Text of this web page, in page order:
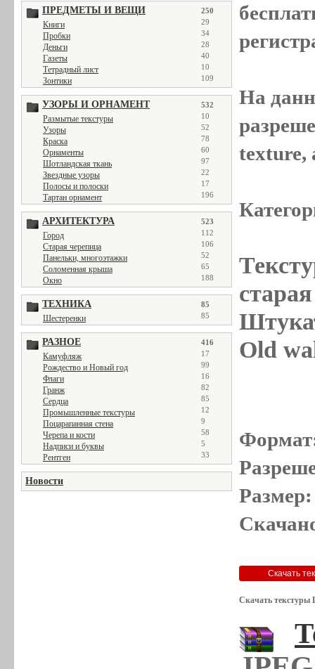
ПРЕДМЕТЫ И ВЕЩИ 250
Книги 29
Пробки 34
Деньги 28
Газеты 40
Тетрадный лист 10
Зонтики 109
УЗОРЫ И ОРНАМЕНТ 532
Размытые текстуры 10
Узоры 52
Краска 78
Орнаменты 60
Шотландская ткань 97
Звездные узоры 22
Полосы и полоски 17
Тартан орнамент 196
АРХИТЕКТУРА 523
Город 112
Старая черепица 106
Панельки, многоэтажки 52
Соломенная крыша 65
Окно 188
ТЕХНИКА 85
Шестеренки 85
РАЗНОЕ 416
Камуфляж 17
Рождество и Новый год 99
Флаги 16
Гранж 82
Сердца 85
Промышленные текстуры 12
Поцарапанная стена 9
Черепа и кости 58
Надписи и буквы 5
Рентген 33
Новости
На
texture,
Old
Скачать текстуры